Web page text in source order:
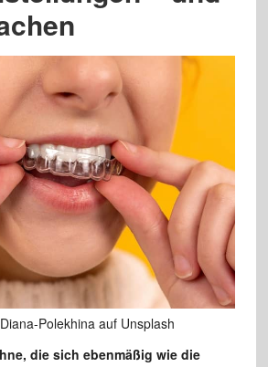
Polekhina auf Unsplash
die sich ebenmäßig wie die